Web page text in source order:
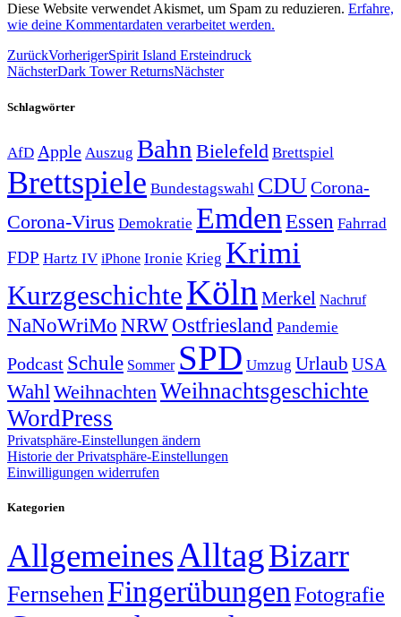
Diese Website verwendet Akismet, um Spam zu reduzieren. Erfahre,
wie deine Kommentardaten verarbeitet werden.
ZurückVorherigerSpirit Island Ersteindruck
NächsterDark Tower ReturnsNächster
Schlagwörter
AfD Apple Auszug Bahn Bielefeld Brettspiel
Brettspiele Bundestagswahl CDUCorona-
Corona-Virus Demokratie Emden Essen Fahrrad
FDP Hartz IV iPhone Ironie Krieg Krimi
KurzgeschichteKöln Merkel Nachruf
NaNoWriMo NRWOstfriesland Pandemie
Podcast Schule Sommer SPD Umzug Urlaub USA
Wahl Weihnachten Weihnachtsgeschichte
WordPress
Privatsphäre-Einstellungen ändern
Historie der Privatsphäre-Einstellungen
Einwilligungen widerrufen
Kategorien
AllgemeinesAlltagBizarr
FernsehenFingerübungen Fotografie